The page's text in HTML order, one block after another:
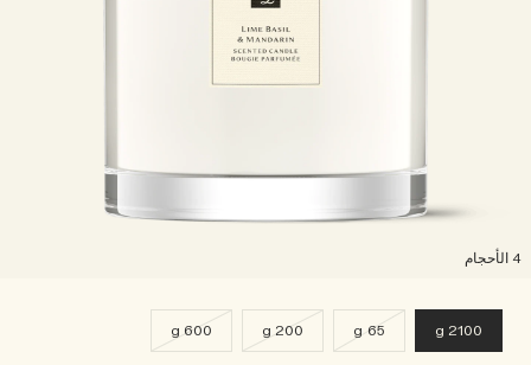
2100 g
65 g
200 g
600 g